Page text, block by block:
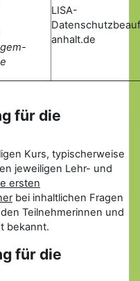
LISA-
anhalt.de
für die
Kurs, typischerweise
jeweiligen Lehr- und
ersten
bei inhaltlichen Fragen
Teilnehmerinnen und
bekannt.
für die